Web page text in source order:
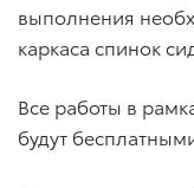
выполнения
каркаса спинок
Все работы в
будут